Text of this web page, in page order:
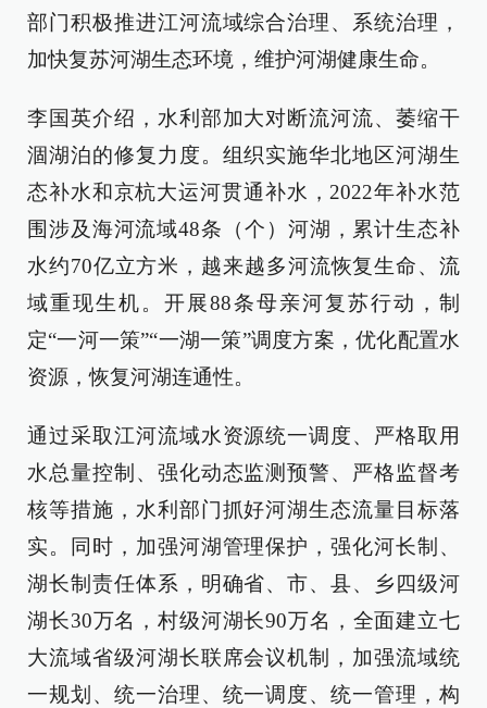
部门积极推进江河流域综合治理、系统治理，
加快复苏河湖生态环境，维护河湖健康生命。
李国英介绍，水利部加大对断流河流、萎缩干
涸湖泊的修复力度。组织实施华北地区河湖生
态补水和京杭大运河贯通补水，2022年补水范
围涉及海河流域48条（个）河湖，累计生态补
水约70亿立方米，越来越多河流恢复生命、流
域重现生机。开展88条母亲河复苏行动，制
定“一河一策”“一湖一策”调度方案，优化配置水
资源，恢复河湖连通性。
通过采取江河流域水资源统一调度、严格取用
水总量控制、强化动态监测预警、严格监督考
核等措施，水利部门抓好河湖生态流量目标落
实。同时，加强河湖管理保护，强化河长制、
湖长制责任体系，明确省、市、县、乡四级河
湖长30万名，村级河湖长90万名，全面建立七
大流域省级河湖长联席会议机制，加强流域统
一规划、统一治理、统一调度、统一管理，构